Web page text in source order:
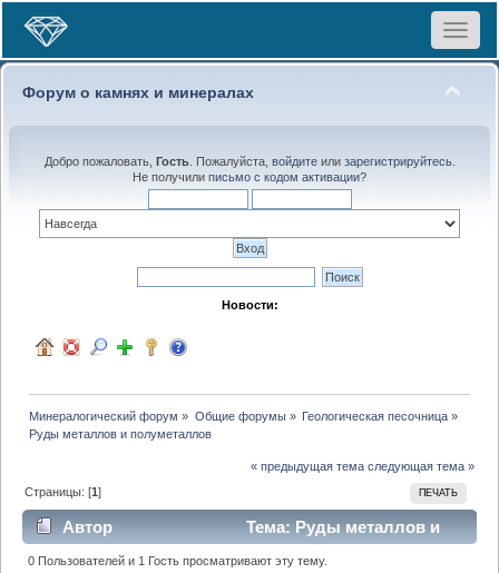
Toggle
Форум о камнях и минералах
Добро пожаловать, Гость. Пожалуйста, войдитеили зарегистрируйтесь.
Не получили письмо с кодом активации?
Новости:
Минералогический форум » Общие форумы» Геологическая песочница»
Руды металлов и полуметаллов
« предыдущая тема следующая тема »
ПЕЧАТЬ
Страницы: [1]
Автор
Тема: Руды металлов и
полуметаллов (Прочитано 2330 раз)
0 Пользователей и 1 Гость просматривают эту тему.